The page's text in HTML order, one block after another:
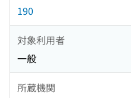
190
対象利用者
一般
所蔵機関